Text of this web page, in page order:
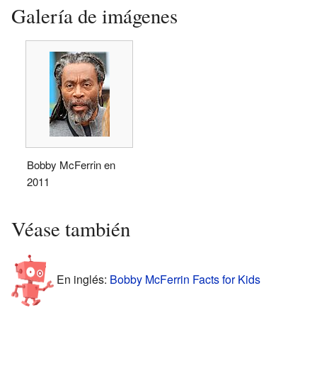
Galería de imágenes
Bobby McFerrin en
2011
Véase también
En inglés: Bobby McFerrin Facts for Kids